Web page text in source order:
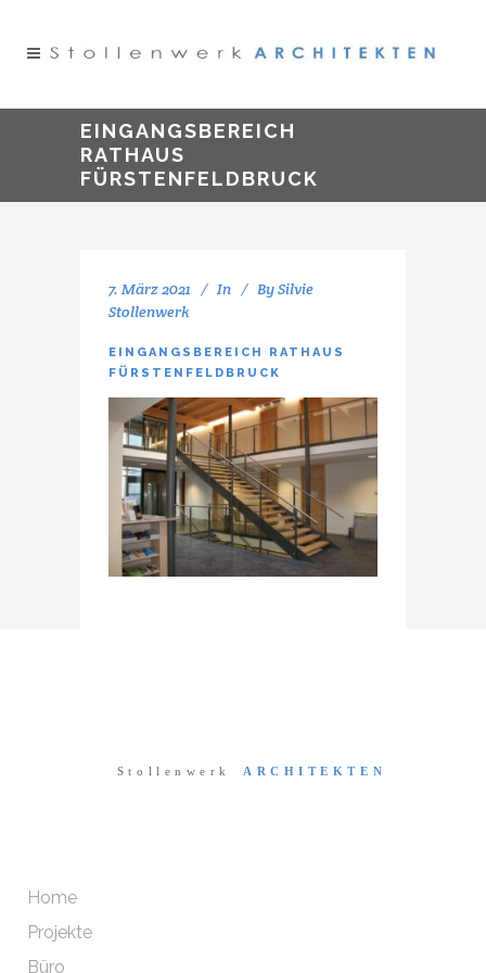
EINGANGSBEREICH
RATHAUS
FÜRSTENFELDBRUCK
7. März 2021 In BySilvie
Stollenwerk
EINGANGSBEREICH RATHAUS
FÜRSTENFELDBRUCK
Home
Projekte
Büro